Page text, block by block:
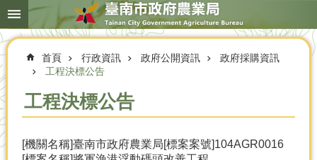
跳到主要內容區塊
搜
尋
進
首頁 行政資訊 政府公開資訊
政府採購資訊
工程決標公告
工程決標公告
[機關名稱]臺南市政府農業局[標案案號]104AGR0016